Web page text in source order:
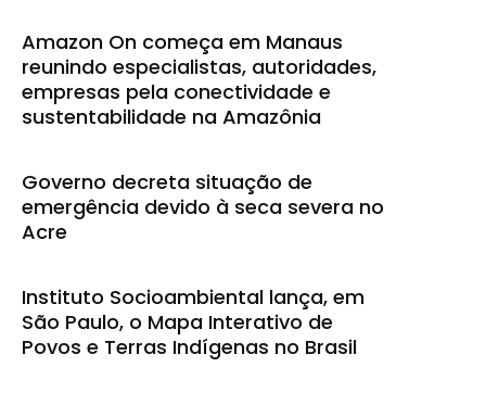
Amazon On começa em Manaus
reunindo especialistas, autoridades,
empresas pela conectividade e
sustentabilidade na Amazônia
Governo decreta situação de
emergência devido à seca severa no
Acre
Instituto Socioambiental lança, em
São Paulo, o Mapa Interativo de
Povos e Terras Indígenas no Brasil